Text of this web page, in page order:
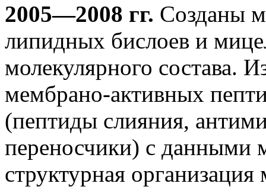
2005—2008 гг. Созданы
липидных бислоев и
молекулярного состава.
мембрано-активных
(пептиды слияния,
переносчики) с данными
структурная